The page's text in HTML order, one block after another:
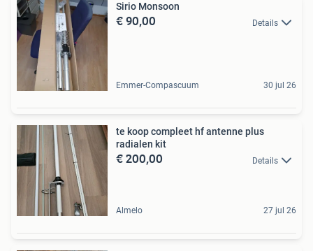
Sirio Monsoon
€ 90,00 Details
Emmer-Compascuum 30 jul 26
te koop compleet hf antenne plus
radialen kit
€ 200,00 Details
Almelo 27 jul 26